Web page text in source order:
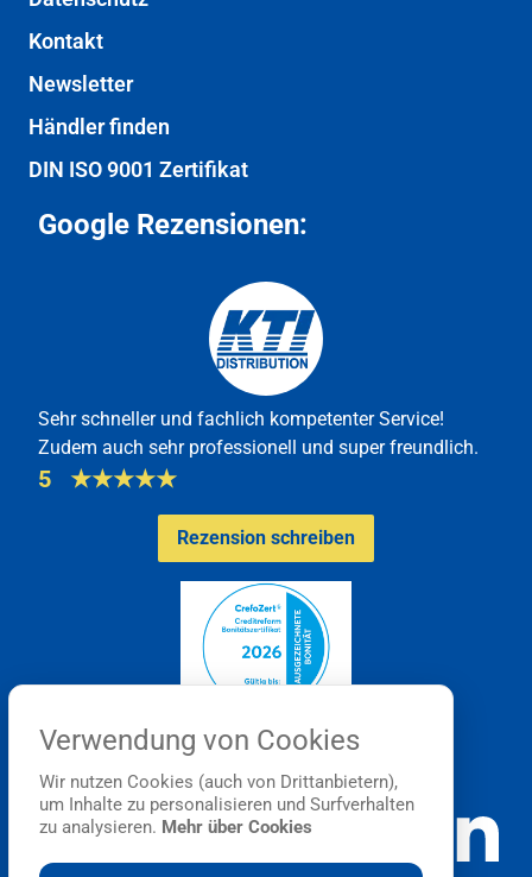
Kontakt
Newsletter
Händler finden
DIN ISO 9001 Zertifikat
Google Rezensionen:
Sehr schneller und fachlich kompetenter Service!
Zudem auch sehr professionell und super freundlich.
5 ★★★★★
Rezension schreiben
Verwendung von Cookies
Wir nutzen Cookies (auch von Drittanbietern),
um Inhalte zu personalisieren und Surfverhalten
zu analysieren. Mehr über Cookies